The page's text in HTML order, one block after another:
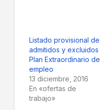
Listado provisional de
admitidos y excluidos
Plan Extraordinario de
empleo
13 diciembre, 2016
En «ofertas de
trabajo»